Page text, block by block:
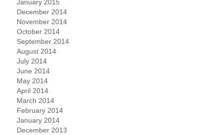
January 2015
December 2014
November 2014
October 2014
September 2014
August 2014
July 2014
June 2014
May 2014
April 2014
March 2014
February 2014
January 2014
December 2013